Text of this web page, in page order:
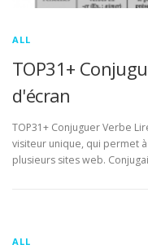
ALL
TOP31+
d'écran
TOP31+ Conjuguer Verbe
visiteur unique, qui permet
plusieurs sites web.
ALL